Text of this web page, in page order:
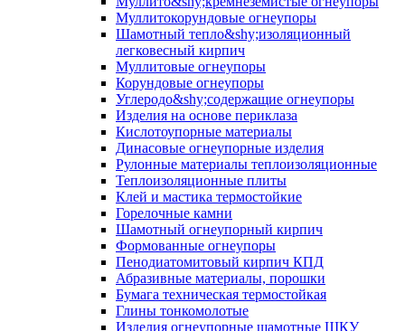
Муллито­корундовые огнеупоры
Шамотный тепло&shy;изоляционный
легковесный кирпич
Муллитовые огнеупоры
Корундовые огнеупоры
Углеродо&shy;содержащие огнеупоры
Изделия на основе периклаза
Кислотоупорные материалы
Динасовые огнеупорные изделия
Рулонные материалы теплоизоляционные
Тепло­изоляционные плиты
Клей и мастика термостойкие
Горелочные камни
Шамотный огнеупорный кирпич
Формованные огнеупоры
Пенодиатомитовый кирпич КПД
Абразивные материалы, порошки
Бумага техническая термостойкая
Глины тонкомолотые
Изделия огнеупорные шамотные ШКУ